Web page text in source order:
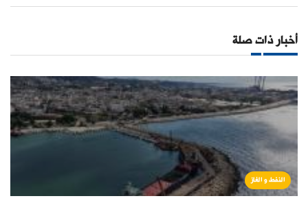
أخبار ذات صلة
النفط و الغاز